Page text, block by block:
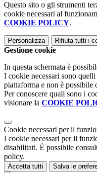
Questo sito o gli strumenti
cookie necessari al
COOKIE POLICY.
Personalizza Rifiuta tutti i
Gestione cookie
In questa schermata è
I cookie necessari sono
piattaforma e non è possibile
Per conoscere quali sono i
visionare la COOKIE
Cookie necessari per il
I cookie necessari per il
disabilitati. È possibile
policy.
Accetta tutti Salva le